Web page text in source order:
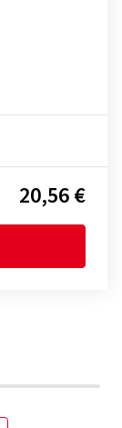
20,56 €